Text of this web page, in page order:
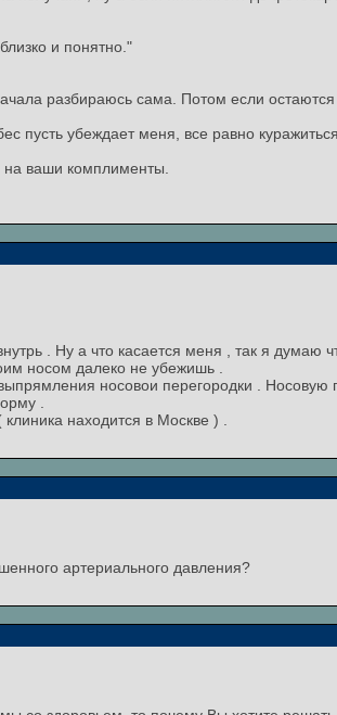
и понятно."
разбираюсь сама. Потом если
пусть убеждает меня, все равно
ваши комплименты.
. Ну а что касается меня , так я думаю
носом далеко не убежишь .
носовои перегородки . Носовую
.
находится в Москве ) .
артериального давления?